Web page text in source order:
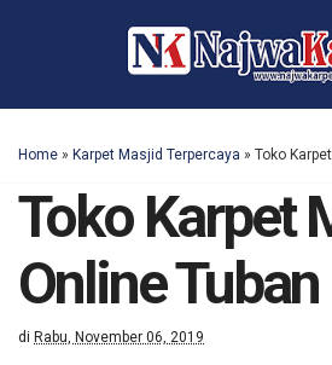
Home » Karpet Masjid Terpercaya » Toko
Toko Karpet
Online Tuban
di Rabu, November 06, 2019